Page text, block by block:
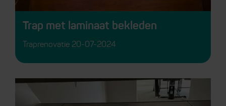
Trap met laminaat bekleden
Traprenovatie 20-07-2024